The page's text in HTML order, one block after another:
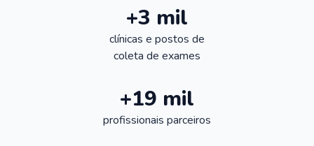
+3 mil
clínicas e postos de
coleta de exames
+19 mil
profissionais parceiros